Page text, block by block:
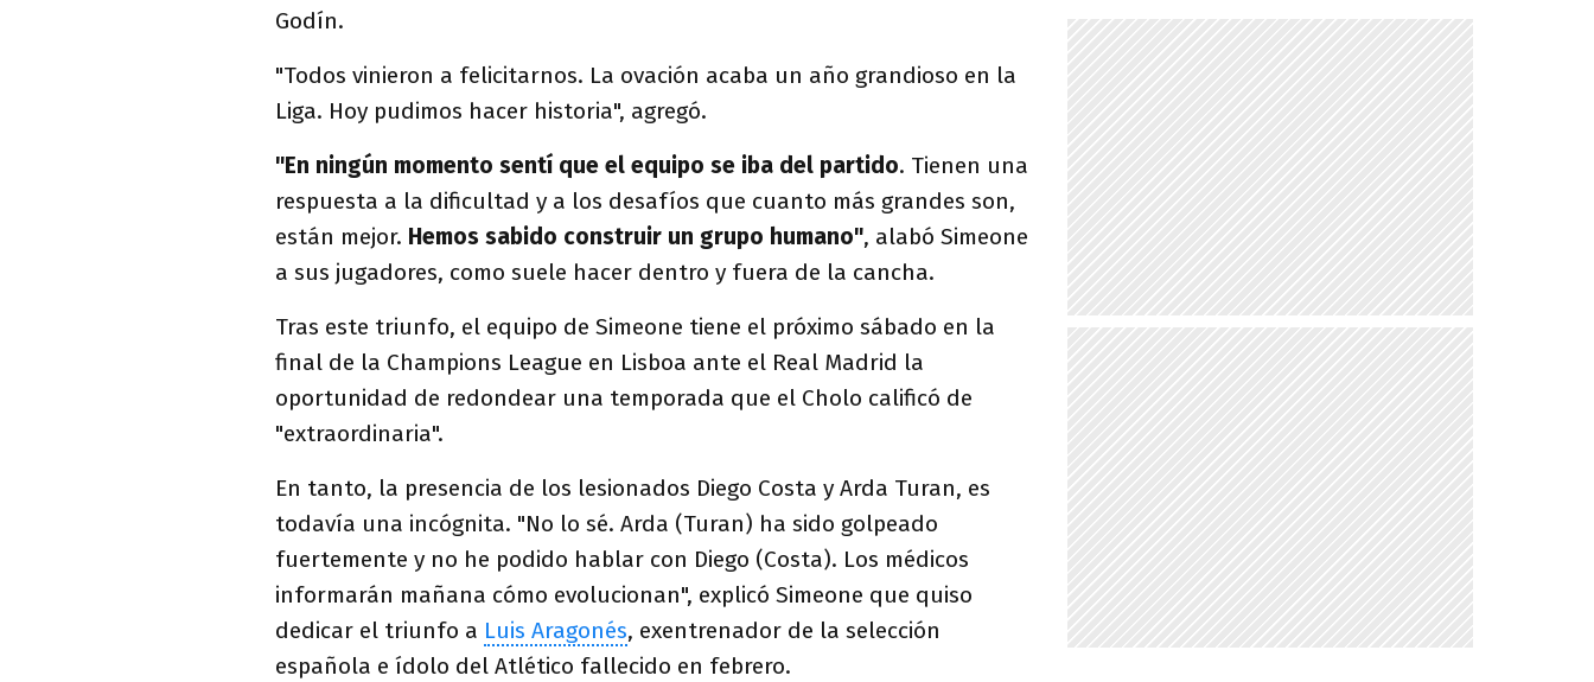
Godín.
"Todos vinieron a felicitarnos. La ovación acaba un año grandioso en la
Liga. Hoy pudimos hacer historia", agregó.
"En ningún momento sentí que el equipo se iba del partido. Tienen una
respuesta a la dificultad y a los desafíos que cuanto más grandes son,
están mejor. Hemos sabido construir un grupo humano", alabó Simeone
a sus jugadores, como suele hacer dentro y fuera de la cancha.
Tras este triunfo, el equipo de Simeone tiene el próximo sábado en la
final de la Champions League en Lisboa ante el Real Madrid la
oportunidad de redondear una temporada que el Cholo calificó de
"extraordinaria".
En tanto, la presencia de los lesionados Diego Costa y Arda Turan, es
todavía una incógnita. "No lo sé. Arda (Turan) ha sido golpeado
fuertemente y no he podido hablar con Diego (Costa). Los médicos
informarán mañana cómo evolucionan", explicó Simeone que quiso
dedicar el triunfo a Luis Aragonés, exentrenador de la selección
española e ídolo del Atlético fallecido en febrero.